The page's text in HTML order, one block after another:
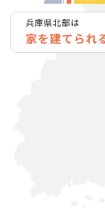
イベント・見学会